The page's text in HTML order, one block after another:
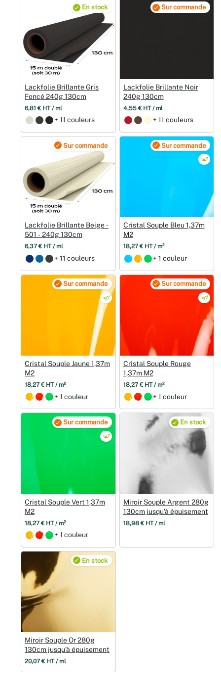
En stock
Lackfolie Brillante Gris
Foncé 240g 130cm
6,81 € HT / ml
+ 11 couleurs
Sur commande
Lackfolie Brillante Noir
240g 130cm
4,55 € HT / ml
+ 11 couleurs
Sur commande
Lackfolie Brillante Beige ‑
501 ‑ 240g 130cm
6,37 € HT / ml
+ 11 couleurs
Sur commande
Cristal Souple Bleu 1,37m
M2
18,27 € HT / m²
+ 1 couleur
Sur commande
Cristal Souple Jaune 1,37m
M2
18,27 € HT / m²
+ 1 couleur
Sur commande
Cristal Souple Rouge
1,37m M2
18,27 € HT / m²
+ 1 couleur
Sur commande
Cristal Souple Vert 1,37m
M2
18,27 € HT / m²
+ 1 couleur
En stock
Miroir Souple Argent 280g
130cm jusqu’à épuisement
18,98 € HT / ml
En stock
Miroir Souple Or 280g
130cm jusqu’à épuisement
20,07 € HT / ml